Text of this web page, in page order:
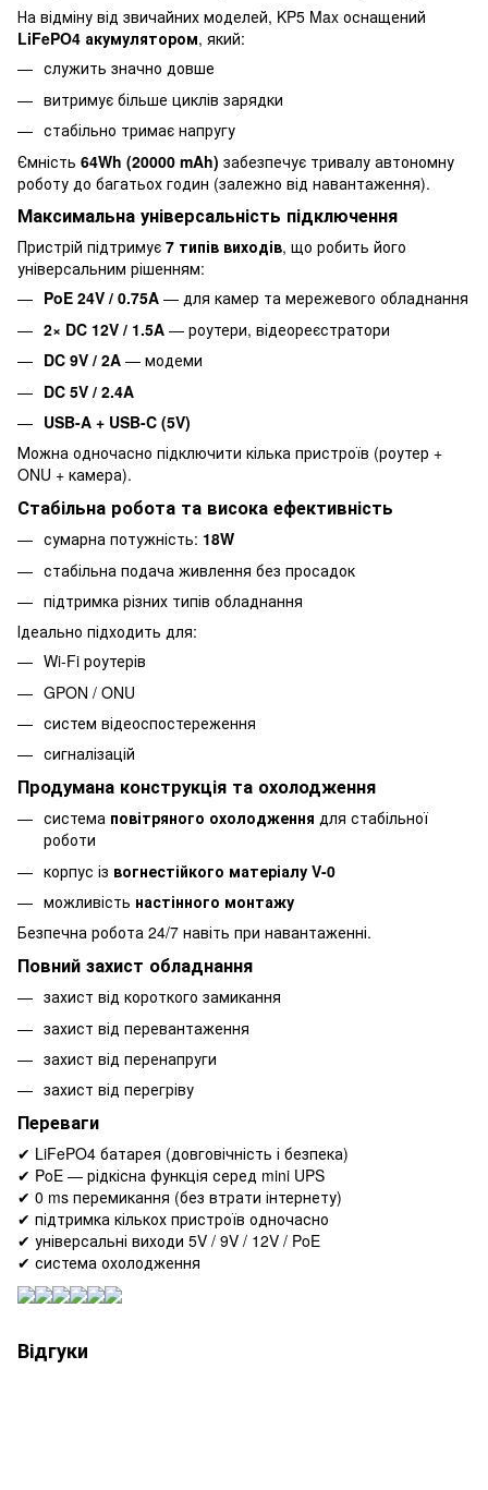
На відміну від звичайних моделей, KP5 Max оснащений
LiFePO4 акумулятором, який:
служить значно довше
витримує більше циклів зарядки
стабільно тримає напругу
Ємність 64Wh (20000 mAh) забезпечує тривалу автономну
роботу до багатьох годин (залежно від навантаження).
Максимальна універсальність підключення
Пристрій підтримує 7 типів виходів, що робить його
універсальним рішенням:
PoE 24V / 0.75A — для камер та мережевого обладнання
2× DC 12V / 1.5A — роутери, відеореєстратори
DC 9V / 2A — модеми
DC 5V / 2.4A
USB-A + USB-C (5V)
Можна одночасно підключити кілька пристроїв (роутер +
ONU + камера).
Стабільна робота та висока ефективність
сумарна потужність: 18W
стабільна подача живлення без просадок
підтримка різних типів обладнання
Ідеально підходить для:
Wi-Fi роутерів
GPON / ONU
систем відеоспостереження
сигналізацій
Продумана конструкція та охолодження
система повітряного охолодження для стабільної
роботи
корпус із вогнестійкого матеріалу V-0
можливість настінного монтажу
Безпечна робота 24/7 навіть при навантаженні.
Повний захист обладнання
захист від короткого замикання
захист від перевантаження
захист від перенапруги
захист від перегріву
Переваги
✔ LiFePO4 батарея (довговічність і безпека)
✔ PoE — рідкісна функція серед mini UPS
✔ 0 ms перемикання (без втрати інтернету)
✔ підтримка кількох пристроїв одночасно
✔ універсальні виходи 5V / 9V / 12V / PoE
✔ система охолодження
Відгуки